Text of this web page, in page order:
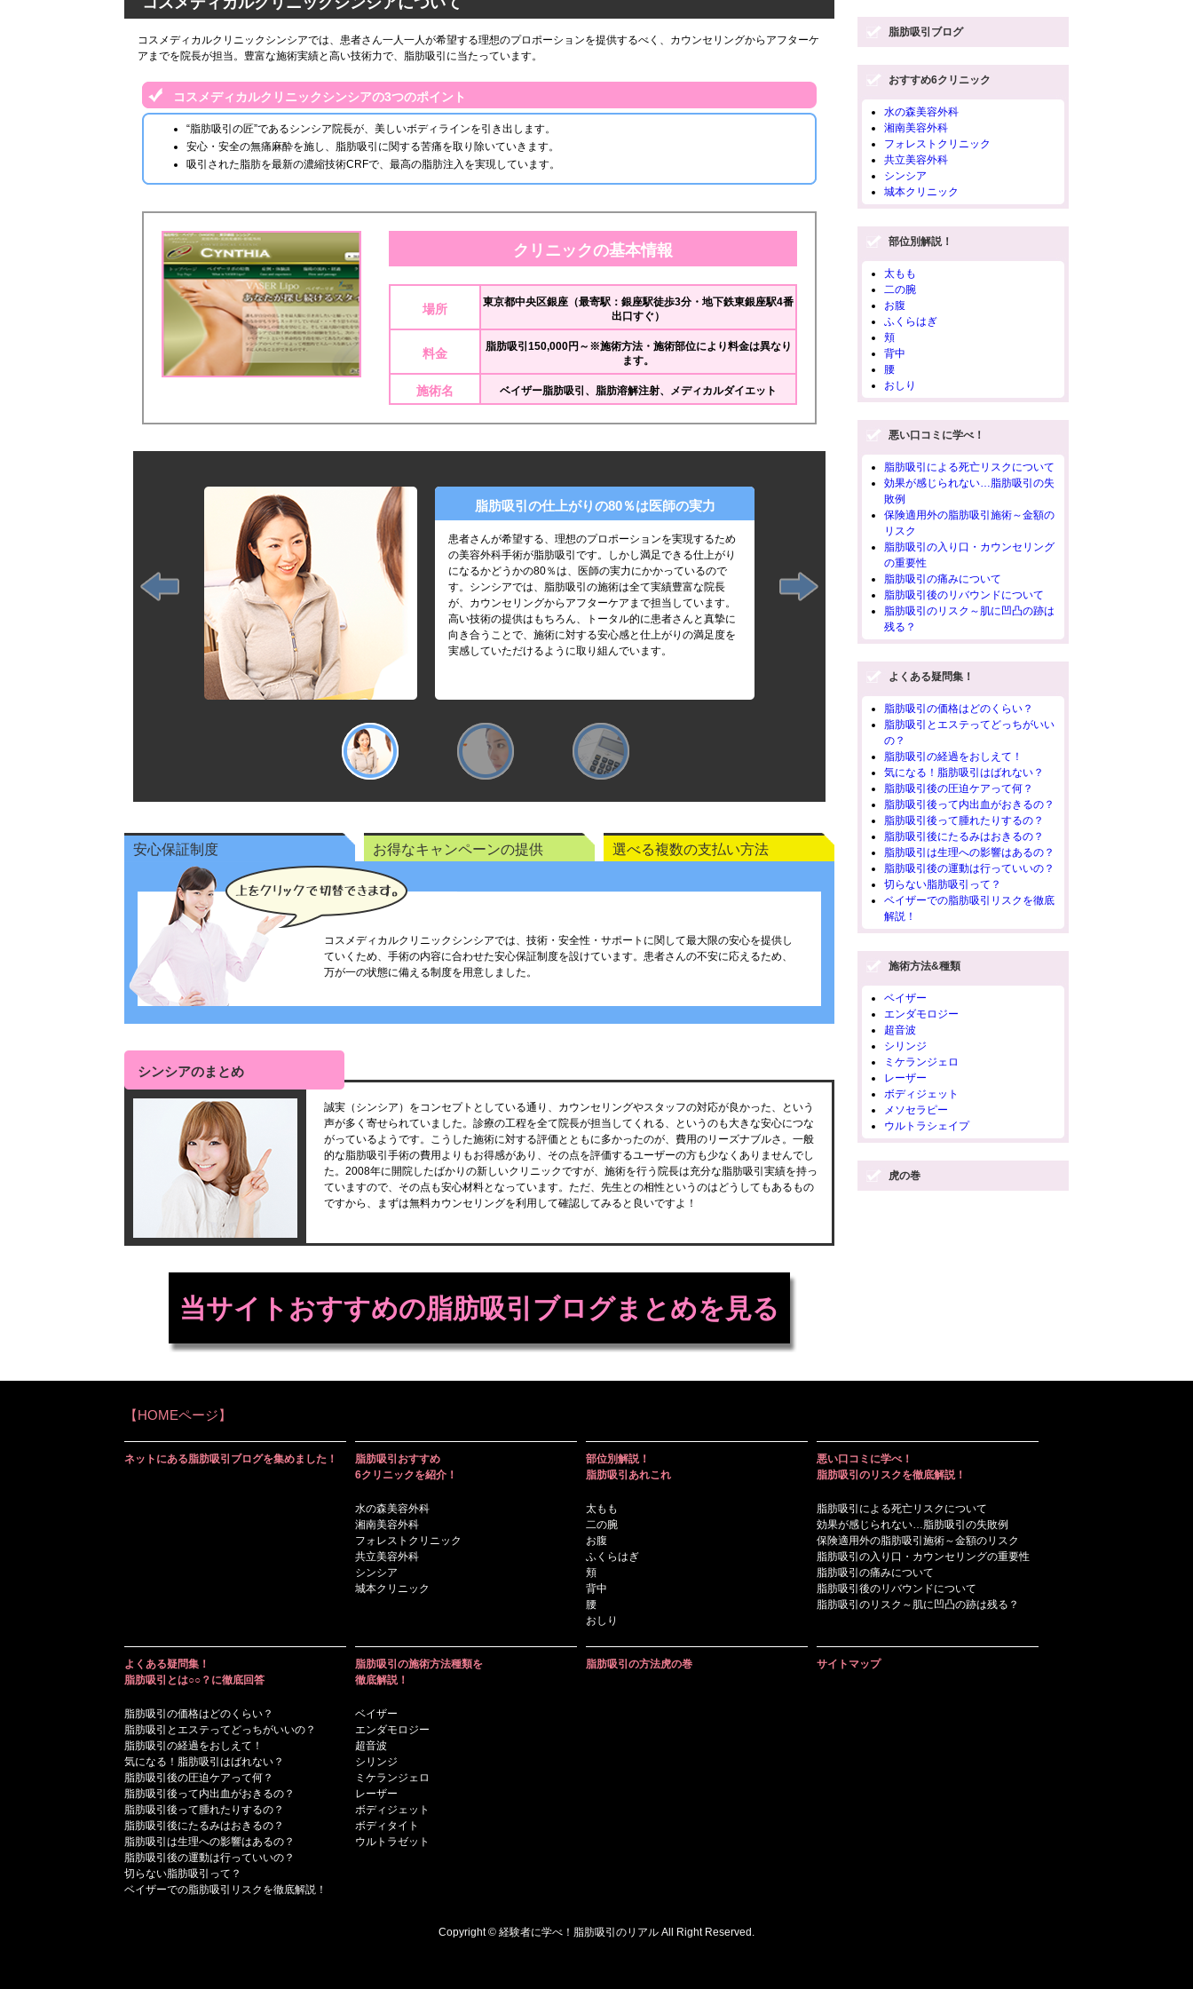
コスメディカルクリニックシンシアでは、患者さん一人一人が希望する理想のプロポーションを提供するべく、カウンセリングからアフターケ
アまでを院長が担当。豊富な施術実績と高い技術力で、脂肪吸引に当たっています。
コスメディカルクリニックシンシアの3つのポイント
“脂肪吸引の匠”であるシンシア院長が、美しいボディラインを引き出します。
安心・安全の無痛麻酔を施し、脂肪吸引に関する苦痛を取り除いていきます。
吸引された脂肪を最新の濃縮技術CRFで、最高の脂肪注入を実現しています。
クリニックの基本情報
場所
東京都中央区銀座（最寄駅：銀座駅徒歩3分・地下鉄東銀座駅4番
出口すぐ）
料金
脂肪吸引150,000円～※施術方法・施術部位により料金は異なり
ます。
施術名 ベイザー脂肪吸引、脂肪溶解注射、メディカルダイエット
脂肪吸引の仕上がりの80％は医師の実力
患者さんが希望する、理想のプロポーションを実現するため
の美容外科手術が脂肪吸引です。しかし満足できる仕上がり
になるかどうかの80％は、医師の実力にかかっているので
す。シンシアでは、脂肪吸引の施術は全て実績豊富な院長
が、カウンセリングからアフターケアまで担当しています。
高い技術の提供はもちろん、トータル的に患者さんと真摯に
向き合うことで、施術に対する安心感と仕上がりの満足度を
実感していただけるように取り組んでいます。
安心保証制度 お得なキャンペーンの提供 選べる複数の支払い方法
コスメディカルクリニックシンシアでは、技術・安全性・サポートに関して最大限の安心を提供し
ていくため、手術の内容に合わせた安心保証制度を設けています。患者さんの不安に応えるため、
万が一の状態に備える制度を用意しました。
シンシアのまとめ
誠実（シンシア）をコンセプトとしている通り、カウンセリングやスタッフの対応が良かった、という
声が多く寄せられていました。診療の工程を全て院長が担当してくれる、というのも大きな安心につな
がっているようです。こうした施術に対する評価とともに多かったのが、費用のリーズナブルさ。一般
的な脂肪吸引手術の費用よりもお得感があり、その点を評価するユーザーの方も少なくありませんでし
た。2008年に開院したばかりの新しいクリニックですが、施術を行う院長は充分な脂肪吸引実績を持っ
ていますので、その点も安心材料となっています。ただ、先生との相性というのはどうしてもあるもの
ですから、まずは無料カウンセリングを利用して確認してみると良いですよ！
当サイトおすすめの脂肪吸引ブログまとめを見る
脂肪吸引ブログ
おすすめ6クリニック
水の森美容外科
湘南美容外科
フォレストクリニック
共立美容外科
シンシア
城本クリニック
部位別解説！
太もも
二の腕
お腹
ふくらはぎ
頬
背中
腰
おしり
悪い口コミに学べ！
脂肪吸引による死亡リスクについて
効果が感じられない…脂肪吸引の失
敗例
保険適用外の脂肪吸引施術～金額の
リスク
脂肪吸引の入り口・カウンセリング
の重要性
脂肪吸引の痛みについて
脂肪吸引後のリバウンドについて
脂肪吸引のリスク～肌に凹凸の跡は
残る？
よくある疑問集！
脂肪吸引の価格はどのくらい？
脂肪吸引とエステってどっちがいい
の？
脂肪吸引の経過をおしえて！
気になる！脂肪吸引はばれない？
脂肪吸引後の圧迫ケアって何？
脂肪吸引後って内出血がおきるの？
脂肪吸引後って腫れたりするの？
脂肪吸引後にたるみはおきるの？
脂肪吸引は生理への影響はあるの？
脂肪吸引後の運動は行っていいの？
切らない脂肪吸引って？
ベイザーでの脂肪吸引リスクを徹底
解説！
施術方法&種類
ベイザー
エンダモロジー
超音波
シリンジ
ミケランジェロ
レーザー
ボディジェット
メソセラピー
ウルトラシェイプ
虎の巻
【HOMEページ】
ネットにある脂肪吸引ブログを集めました！
脂肪吸引おすすめ
6クリニックを紹介！
水の森美容外科
湘南美容外科
フォレストクリニック
共立美容外科
シンシア
城本クリニック
部位別解説！
脂肪吸引あれこれ
太もも
二の腕
お腹
ふくらはぎ
頬
背中
腰
おしり
悪い口コミに学べ！
脂肪吸引のリスクを徹底解説！
脂肪吸引による死亡リスクについて
効果が感じられない…脂肪吸引の失敗例
保険適用外の脂肪吸引施術～金額のリスク
脂肪吸引の入り口・カウンセリングの重要性
脂肪吸引の痛みについて
脂肪吸引後のリバウンドについて
脂肪吸引のリスク～肌に凹凸の跡は残る？
よくある疑問集！
脂肪吸引とは○○？に徹底回答
脂肪吸引の価格はどのくらい？
脂肪吸引とエステってどっちがいいの？
脂肪吸引の経過をおしえて！
気になる！脂肪吸引はばれない？
脂肪吸引後の圧迫ケアって何？
脂肪吸引後って内出血がおきるの？
脂肪吸引後って腫れたりするの？
脂肪吸引後にたるみはおきるの？
脂肪吸引は生理への影響はあるの？
脂肪吸引後の運動は行っていいの？
切らない脂肪吸引って？
ベイザーでの脂肪吸引リスクを徹底解説！
脂肪吸引の施術方法種類を
徹底解説！
ベイザー
エンダモロジー
超音波
シリンジ
ミケランジェロ
レーザー
ボディジェット
ボディタイト
ウルトラゼット
脂肪吸引の方法虎の巻 サイトマップ
Copyright © 経験者に学べ！脂肪吸引のリアル All Right Reserved.